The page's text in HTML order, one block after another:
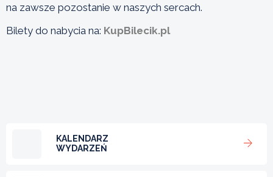
na zawsze pozostanie w naszych sercach.
Bilety do nabycia na: KupBilecik.pl
KALENDARZ
WYDARZEŃ